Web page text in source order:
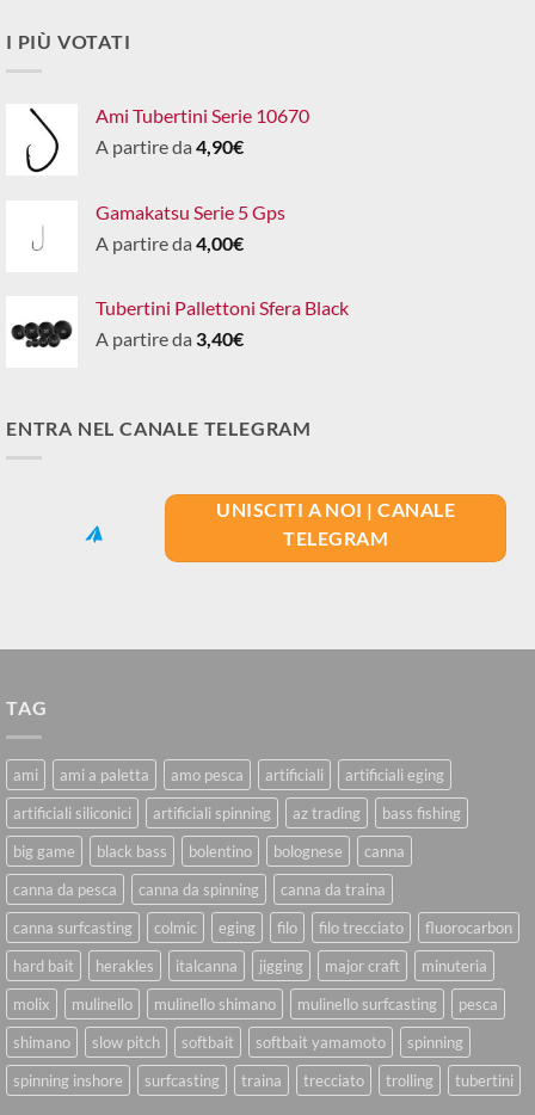
I PIÙ VOTATI
Ami Tubertini Serie 10670
A partire da 4,90€
Gamakatsu Serie 5 Gps
A partire da 4,00€
Tubertini Pallettoni Sfera Black
A partire da 3,40€
ENTRA NEL CANALE TELEGRAM
UNISCITI A NOI | CANALE
TELEGRAM
TAG
ami ami a paletta amo pesca artificiali
artificiali eging
artificiali siliconici
artificiali spinning az trading
bass fishing
big game
black bass bolentino bolognese
canna
canna da pesca
canna da spinning
canna da traina
canna surfcasting
colmic eging filo filo trecciato
fluorocarbon
hard bait
herakles italcanna jigging major craft
minuteria
molix
mulinello mulinello shimano mulinello surfcasting
pesca
shimano
slow pitch softbait softbait yamamoto
spinning
spinning inshore
surfcasting traina trecciato trolling tubertini